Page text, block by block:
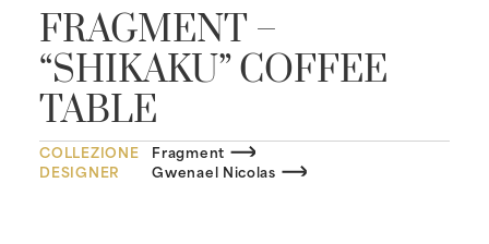
FRAGMENT –
“SHIKAKU” COFFEE
TABLE
COLLEZIONE
Fragment
DESIGNER
Gwenael Nicolas